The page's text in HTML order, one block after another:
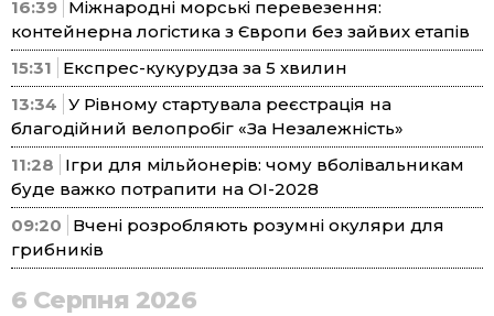
16:39 Міжнародні морські перевезення:
контейнерна логістика з Європи без зайвих етапів
15:31
Експрес-кукурудза за 5 хвилин
13:34 У Рівному стартувала реєстрація на
благодійний велопробіг «За Незалежність»
11:28
Ігри для мільйонерів: чому вболівальникам
буде важко потрапити на ОІ-2028
09:20
Вчені розробляють розумні окуляри для
грибників
6 Серпня 2026